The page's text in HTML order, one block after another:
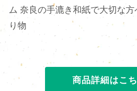
ム 奈良の手漉き和紙で大切な
り物
商品詳細はこ